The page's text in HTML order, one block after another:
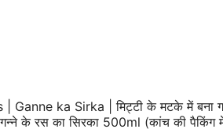
ka Sirka | मिट्टी के मटके में बना